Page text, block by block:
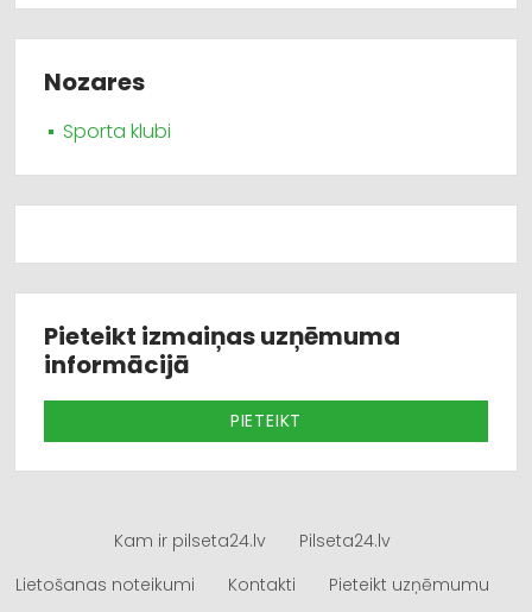
Nozares
Sporta klubi
Pieteikt izmaiņas uzņēmuma
informācijā
PIETEIKT
Kam ir pilseta24.lv
Pilseta24.lv
Lietošanas noteikumi
Kontakti Pieteikt uzņēmumu